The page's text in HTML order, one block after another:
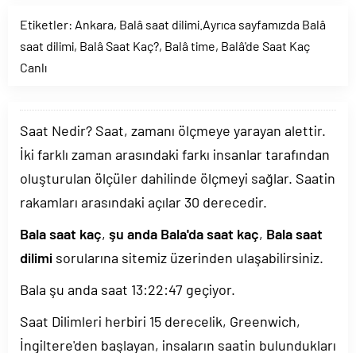
Etiketler: Ankara, Balâ saat dilimi.Ayrıca sayfamızda Balâ
saat dilimi, Balâ Saat Kaç?, Balâ time, Balâ'de Saat Kaç
Canlı
Saat Nedir? Saat, zamanı ölçmeye yarayan alettir.
İki farklı zaman arasındaki farkı insanlar tarafından
oluşturulan ölçüler dahilinde ölçmeyi sağlar. Saatin
rakamları arasındaki açılar 30 derecedir.
Bala saat kaç, şu anda Bala'da saat kaç, Bala saat
dilimi sorularına sitemiz üzerinden ulaşabilirsiniz.
Bala şu anda saat 13:22:47 geçiyor.
Saat Dilimleri herbiri 15 derecelik, Greenwich,
İngiltere'den başlayan, insaların saatin bulundukları